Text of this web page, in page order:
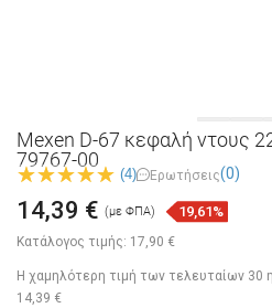
Mexen D-67 κεφαλή ντους
79767-00
(4) Ερωτήσεις(0)
Κατάλογος τιμής: 17,90 €
14,39 € (με ΦΠΑ) 19,61%
Η χαμηλότερη τιμή των τελευταίων 30
14,39 €